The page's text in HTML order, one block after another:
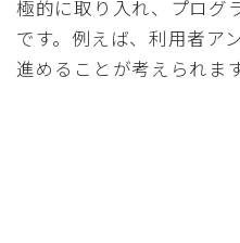
極的に取り入れ、プログ
です。例えば、利用者ア
進めることが考えられます